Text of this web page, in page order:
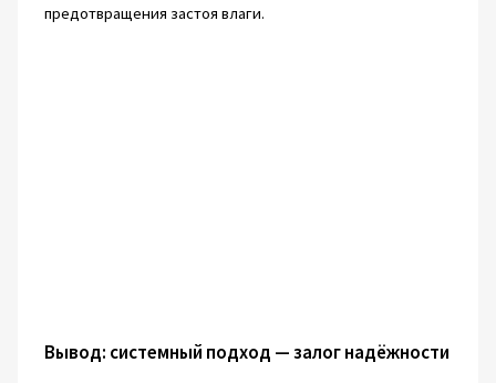
предотвращения застоя влаги.
Вывод: системный подход — залог надёжности